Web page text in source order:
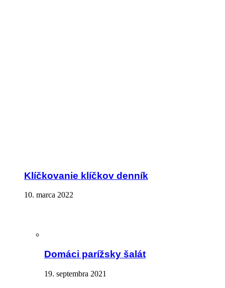
Klíčkovanie klíčkov denník
10. marca 2022
Domáci parížsky šalát
19. septembra 2021